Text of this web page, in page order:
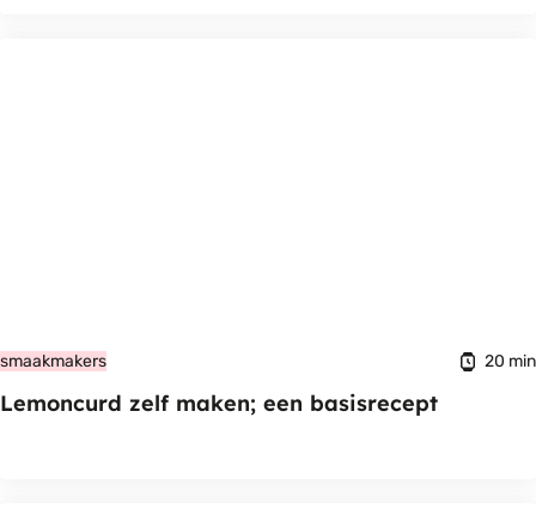
smaakmakers 20 min
Lemoncurd zelf maken; een basisrecept